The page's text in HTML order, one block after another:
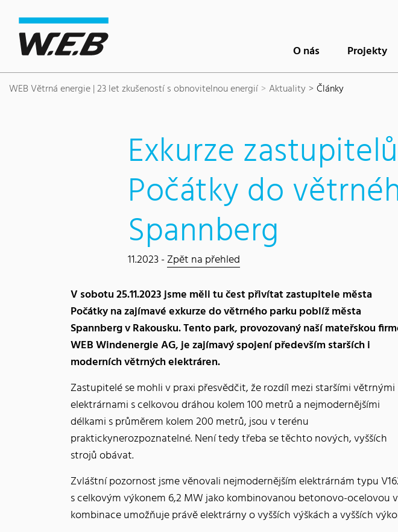
O nás Projekty
WEB Větrná energie | 23 let zkušeností s obnovitelnou energií Aktuality Články
Exkurze
Počátky do
Spannberg
11.2023 -Zpět na přehled
V sobotu 25.11.2023 jsme měli tu čest přivítat zastupitele města
Počátky na zajímavé exkurze do větrného parku poblíž města
Spannberg v Rakousku. Tento park, provozovaný naší mateřskou
WEB Windenergie AG, je zajímavý spojení především starších i
moderních větrných elektráren.
Zastupitelé se mohli v praxi přesvědčit, že rozdíl mezi staršími větrnými
elektrárnami s celkovou dráhou kolem 100 metrů a nejmodernějšími
délkami s průměrem kolem 200 metrů, jsou v terénu
praktickynerozpoznatelné. Není tedy třeba se těchto nových, vyšších
strojů obávat.
Zvláštní pozornost jsme věnovali nejmodernějším elektrárnám typu
s celkovým výkonem 6,2 MW jako kombinovanou betonovo-
kombinace umožňuje právě elektrárny o vyšších výškách a vyšších